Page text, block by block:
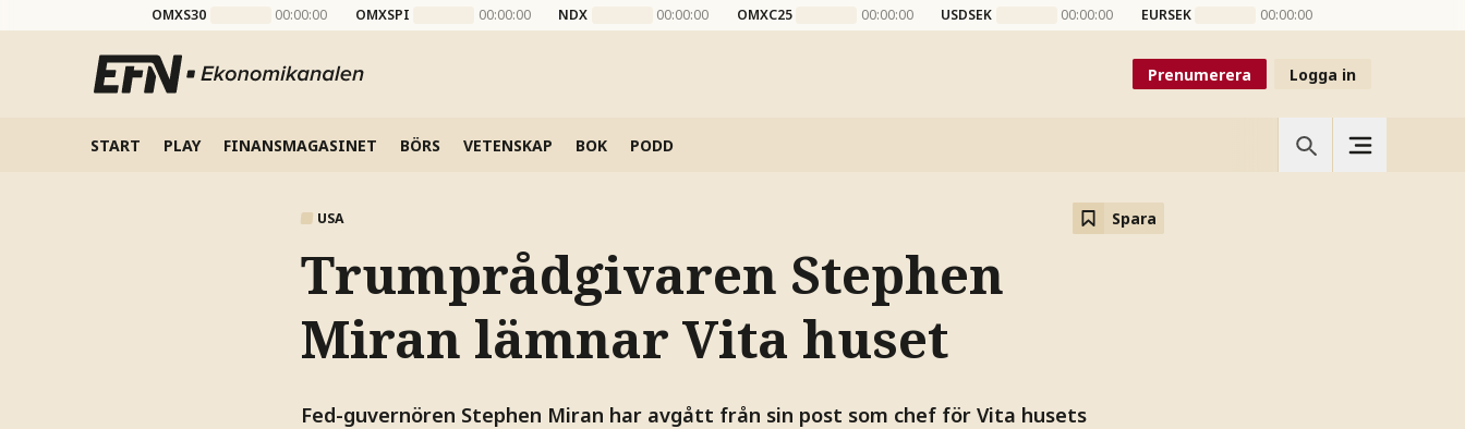
OMXS30 00:00:00 OMXSPI 00:00:00 NDX 00:00:00 OMXC25 00:00:00 USDSEK 00:00:00 EURSEK 00:00:00
Prenumerera Logga in
START PLAY FINANSMAGASINET BÖRS VETENSKAP BOK PODD
USA Spara
Trumprådgivaren Stephen
Miran lämnar Vita huset
Fed-guvernören Stephen Miran har avgått från sin post som chef för Vita husets